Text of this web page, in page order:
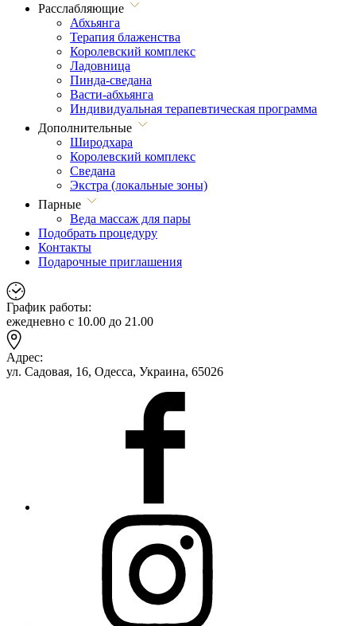
Расслабляющие
Абхьянга
Терапия блаженства
Королевский комплекс
Ладовница
Пинда-сведана
Васти-абхьянга
Индивидуальная терапевтическая программа
Дополнительные
Широдхара
Королевский комплекс
Сведана
Экстра (локальные зоны)
Парные
Веда массаж для пары
Подобрать процедуру
Контакты
Подарочные приглашения
График работы:
ежедневно с 10.00 до 21.00
Адрес:
ул. Садовая, 16, Одесса, Украина, 65026